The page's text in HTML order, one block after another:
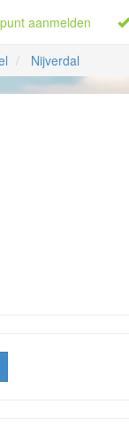
aanmelden
Nijverdal